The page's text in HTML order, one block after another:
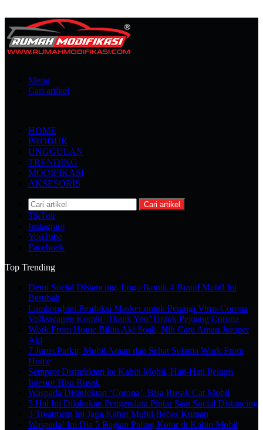
Menu
Cari artikel
HOME
PRODUK
UNGGULAN
TRENDING
MODIFIKASI
AKSESORIS
Cari artikel
TikTok
Instagram
YouTube
Facebook
Top Trending
Demi Social Distancing, Logo Ikonik 4 Brand Mobil Ini
Berubah
Lamborghini Produksi Masker untuk Perangi Virus Corona
Volkswagen Kombi ‘Thank You’ Untuk Pejuang Corona
Work From Home Bikin Aki Soak, Nih Cara Aman Jumper
Aki
7 Jurus Parkir, Mobil Aman dan Sehat Selama Work From
Home
Semprot Disinfektan ke Kabin Mobil, Hati-Hati Pelapis
Interior Bisa Rusak
Waspada Disinfektan ‘Corona’, Bisa Rusak Cat Mobil
5 Hal Ini Dilakukan Pengendara Pintar Saat Social Distancing
3 Treatment Ini Jaga Kabin Mobil Bebas Kuman
Waspada! Ini Dia 5 Bagian Paling Kotor di Kabin Mobil